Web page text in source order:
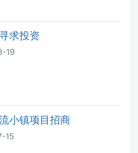
求投资
19
小镇项目招商
15